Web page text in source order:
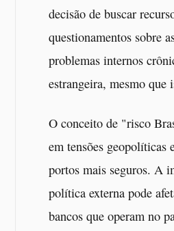
decisão de buscar
questionamentos sobre
problemas internos
estrangeira, mesmo que
O conceito de "risco
em tensões geopolíticas
portos mais seguros. A
política externa pode
bancos que operam no